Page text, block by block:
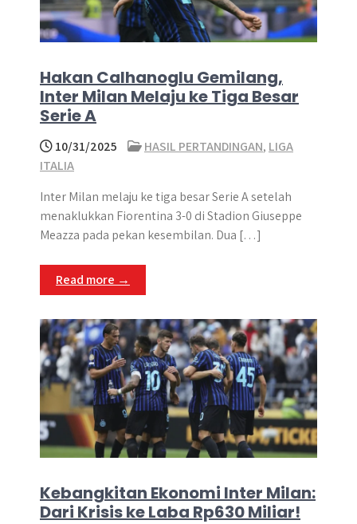
Hakan Calhanoglu Gemilang,
Inter Milan Melaju ke Tiga Besar
Serie A
10/31/2025 HASIL PERTANDINGAN, LIGA
ITALIA
Inter Milan melaju ke tiga besar Serie A setelah
menaklukkan Fiorentina 3-0 di Stadion Giuseppe
Meazza pada pekan kesembilan. Dua […]
Read more →
Kebangkitan Ekonomi Inter Milan:
Dari Krisis ke Laba Rp630 Miliar!